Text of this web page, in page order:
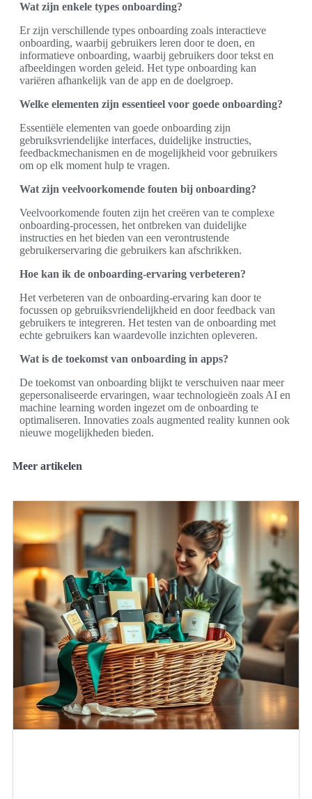
Wat zijn enkele types onboarding?
Er zijn verschillende types onboarding zoals interactieve
onboarding, waarbij gebruikers leren door te doen, en
informatieve onboarding, waarbij gebruikers door tekst en
afbeeldingen worden geleid. Het type onboarding kan
variëren afhankelijk van de app en de doelgroep.
Welke elementen zijn essentieel voor goede onboarding?
Essentiële elementen van goede onboarding zijn
gebruiksvriendelijke interfaces, duidelijke instructies,
feedbackmechanismen en de mogelijkheid voor gebruikers
om op elk moment hulp te vragen.
Wat zijn veelvoorkomende fouten bij onboarding?
Veelvoorkomende fouten zijn het creëren van te complexe
onboarding-processen, het ontbreken van duidelijke
instructies en het bieden van een verontrustende
gebruikerservaring die gebruikers kan afschrikken.
Hoe kan ik de onboarding-ervaring verbeteren?
Het verbeteren van de onboarding-ervaring kan door te
focussen op gebruiksvriendelijkheid en door feedback van
gebruikers te integreren. Het testen van de onboarding met
echte gebruikers kan waardevolle inzichten opleveren.
Wat is de toekomst van onboarding in apps?
De toekomst van onboarding blijkt te verschuiven naar meer
gepersonaliseerde ervaringen, waar technologieën zoals AI en
machine learning worden ingezet om de onboarding te
optimaliseren. Innovaties zoals augmented reality kunnen ook
nieuwe mogelijkheden bieden.
Meer artikelen